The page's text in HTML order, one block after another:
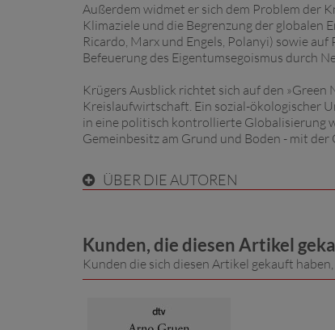
Außerdem widmet er sich dem Problem der
Klimaziele und die Begrenzung der globalen
Ricardo, Marx und Engels, Polanyi) sowie
Befeuerung des Eigentumsegoismus durch
Krügers Ausblick richtet sich auf den
Kreislaufwirtschaft. Ein sozial-ökologischer
in eine politisch kontrollierte Globalisierung
Gemeinbesitz am Grund und Boden - mit
ÜBER DIE AUTOREN
Kunden, die diesen Artikel
Kunden die sich diesen Artikel gekauft